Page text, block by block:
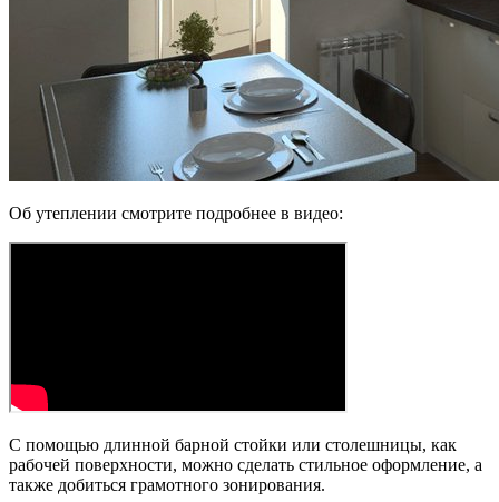
Об утеплении смотрите подробнее в видео:
С помощью длинной барной стойки или столешницы, как
рабочей поверхности, можно сделать стильное оформление, а
также добиться грамотного зонирования.